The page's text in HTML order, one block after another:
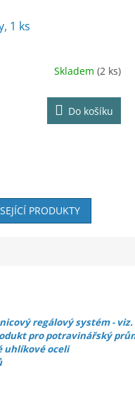
1 ks
Skladem (2 ks)
Do košíku
PRODUKTY
regálový systém -
pro potravinářský
uhlíkové oceli